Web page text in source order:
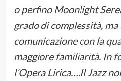
o perfino Moonlight
grado di complessità, ma
comunicazione con la
maggiore familiarità. In
l’Opera Lirica….Il Jazz